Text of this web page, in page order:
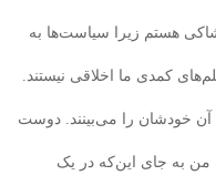
هستم زیرا سیاست‌ها به
کمدی ما اخلاقی نیستند.
خودشان را می‌بینند. دوست
من به جای این‌که در یک